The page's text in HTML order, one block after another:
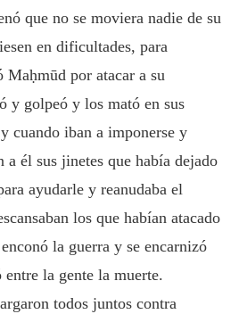
que no se moviera nadie de su
en dificultades, para
Maḥmūd por atacar a su
y golpeó y los mató en sus
cuando iban a imponerse y
a él sus jinetes que había dejado
ayudarle y reanudaba el
los que habían atacado
la guerra y se encarnizó
la gente la muerte.
todos juntos contra